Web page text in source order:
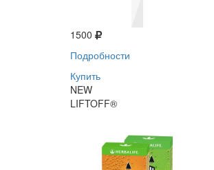
1500
Подробности
Купить
NEW
LIFTOFF®